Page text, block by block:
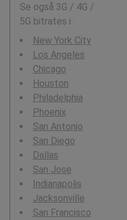
Se også 3G / 4G /
5G bitrates i :
New York City
Los Angeles
Chicago
Houston
Philadelphia
Phoenix
San Antonio
San Diego
Dallas
San Jose
Indianapolis
Jacksonville
San Francisco